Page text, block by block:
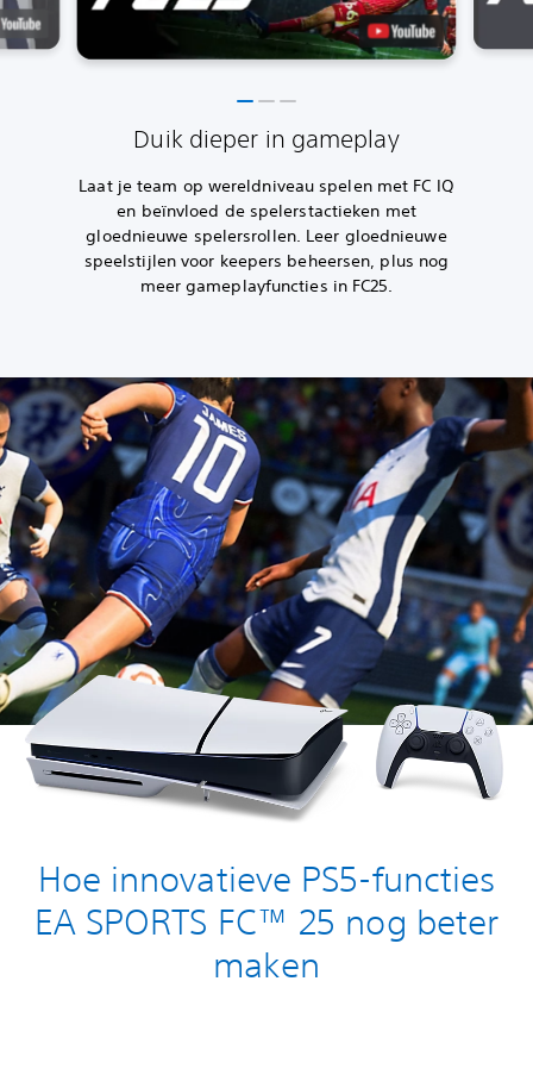
Duik dieper in gameplay
Laat je team op wereldniveau spelen met FC IQ
en beïnvloed de spelerstactieken met
gloednieuwe spelersrollen. Leer gloednieuwe
speelstijlen voor keepers beheersen, plus nog
meer gameplayfuncties in FC25.
Hoe innovatieve PS5-functies
EA SPORTS FC™ 25 nog beter
maken